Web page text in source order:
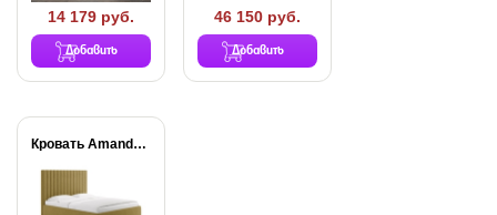
14 179 руб.
Добавить
46 150 руб.
Добавить
Кровать Amanda с...